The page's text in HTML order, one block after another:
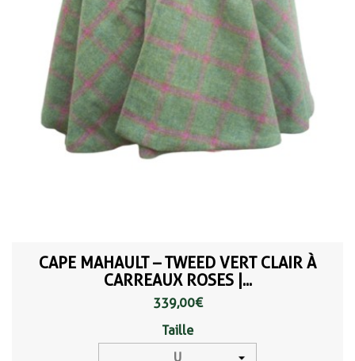
CAPE MAHAULT – TWEED VERT CLAIR À
CARREAUX ROSES |...
339,00 €
Taille